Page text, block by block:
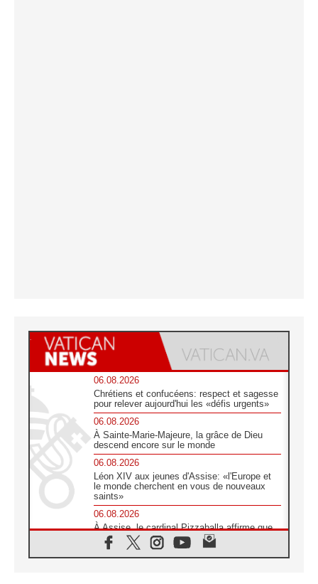
06.08.2026
Chrétiens et confucéens: respect et sagesse
pour relever aujourd'hui les «défis urgents»
06.08.2026
À Sainte-Marie-Majeure, la grâce de Dieu
descend encore sur le monde
06.08.2026
Léon XIV aux jeunes d'Assise: «l'Europe et
le monde cherchent en vous de nouveaux
saints»
06.08.2026
À Assise, le cardinal Pizzaballa affirme que
«les chrétiens veulent la paix»
06.08.2026